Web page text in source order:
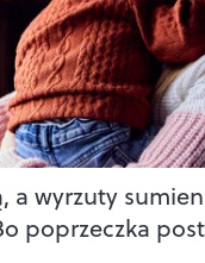
a wyrzuty
poprzeczka